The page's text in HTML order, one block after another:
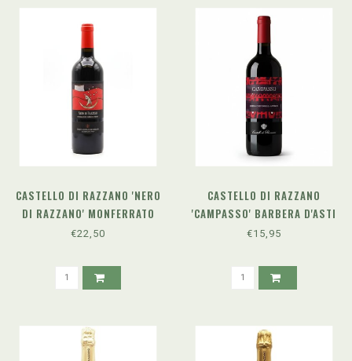
CASTELLO DI RAZZANO 'NERO
DI RAZZANO' MONFERRATO
NEBBIOLO SUPERIORE DOC
€22,50
CASTELLO DI RAZZANO
'CAMPASSO' BARBERA D'ASTI
SUPERIORE DOCG (2021)
€15,95